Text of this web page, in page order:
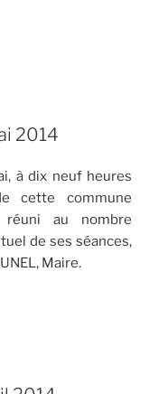
2014
à dix neuf heures
cette commune
réuni au nombre
de ses séances,
Maire.